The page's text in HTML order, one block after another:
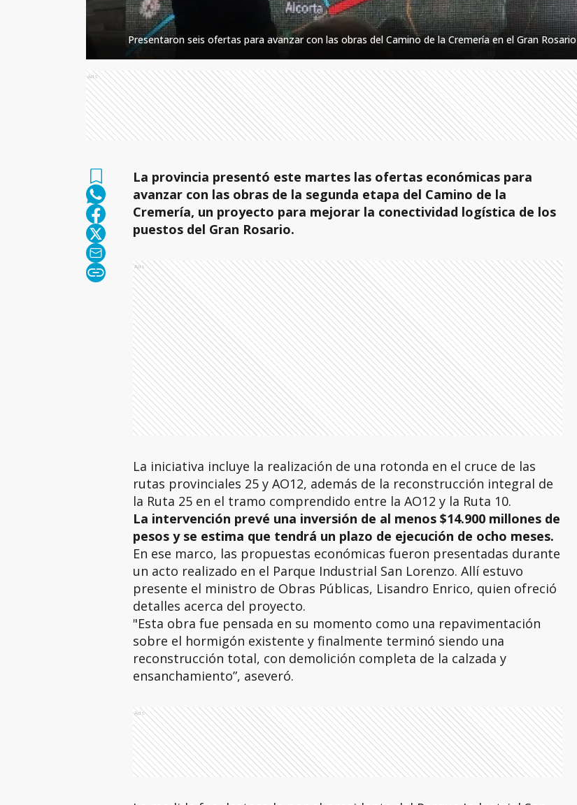
Presentaron seis ofertas para avanzar con las obras del Camino de la Cremería en el Gran Rosario
Ads
La provincia presentó este martes las ofertas económicas para
avanzar con las obras de la segunda etapa del Camino de la
Cremería, un proyecto para mejorar la conectividad logística de los
puestos del Gran Rosario.
Ads
La iniciativa incluye la realización de una rotonda en el cruce de las
rutas provinciales 25 y AO12, además de la reconstrucción integral de
la Ruta 25 en el tramo comprendido entre la AO12 y la Ruta 10.
La intervención prevé una inversión de al menos $14.900 millones de
pesos y se estima que tendrá un plazo de ejecución de ocho meses.
En ese marco, las propuestas económicas fueron presentadas durante
un acto realizado en el Parque Industrial San Lorenzo. Allí estuvo
presente el ministro de Obras Públicas, Lisandro Enrico, quien ofreció
detalles acerca del proyecto.
"Esta obra fue pensada en su momento como una repavimentación
sobre el hormigón existente y finalmente terminó siendo una
reconstrucción total, con demolición completa de la calzada y
ensanchamiento”, aseveró.
Ads